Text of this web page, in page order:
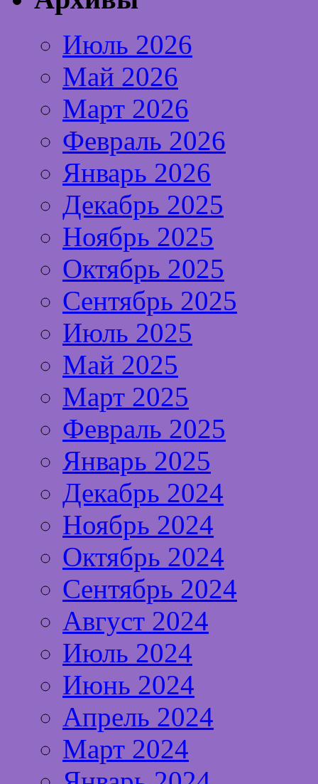
Июль 2026
Май 2026
Март 2026
Февраль 2026
Январь 2026
Декабрь 2025
Ноябрь 2025
Октябрь 2025
Сентябрь 2025
Июль 2025
Май 2025
Март 2025
Февраль 2025
Январь 2025
Декабрь 2024
Ноябрь 2024
Октябрь 2024
Сентябрь 2024
Август 2024
Июль 2024
Июнь 2024
Апрель 2024
Март 2024